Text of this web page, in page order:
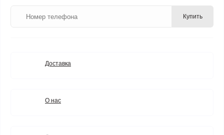
Купить
Доставка
О нас